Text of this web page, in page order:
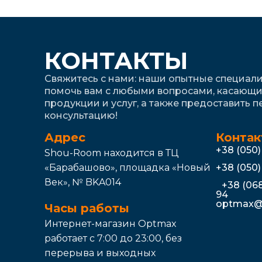
Для создания
мужскую
Решение
вида. Вы
карманами. В
Где купить
КОНТАКТЫ
Свяжитесь с нами: наши опытные
помочь вам с любыми вопросами,
продукции и услуг, а также предоставить
консультацию!
Адрес
Shou-Room находится в ТЦ
«Барабашово», площадка «Новый
Век», № BKA014
Часы работы
Интернет-магазин Optmax
работает с 7:00 до 23:00, без
перерыва и выходных
+38
+38
+38
94